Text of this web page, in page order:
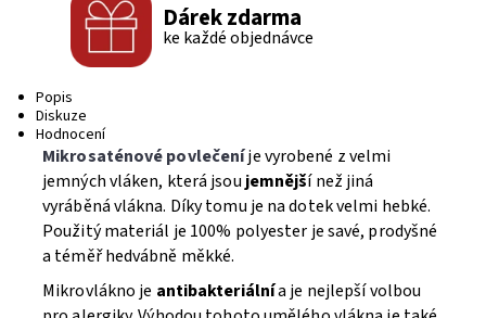
Dárek zdarma
ke každé objednávce
Popis
Diskuze
Hodnocení
Mikrosaténové povlečeníje vyrobené z velmi
jemných vláken, která jsou jemnější než jiná
vyráběná vlákna. Díky tomu je na dotek velmi hebké.
Použitý materiál je 100% polyester je savé, prodyšné
a téměř hedvábně měkké.
Mikrovlákno je antibakteriálnía je nejlepší volbou